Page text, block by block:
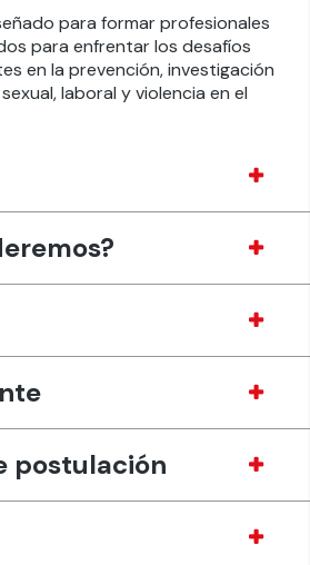
para formar profesionales
para enfrentar los desafíos
en la prevención, investigación
laboral y violencia en el
postulación